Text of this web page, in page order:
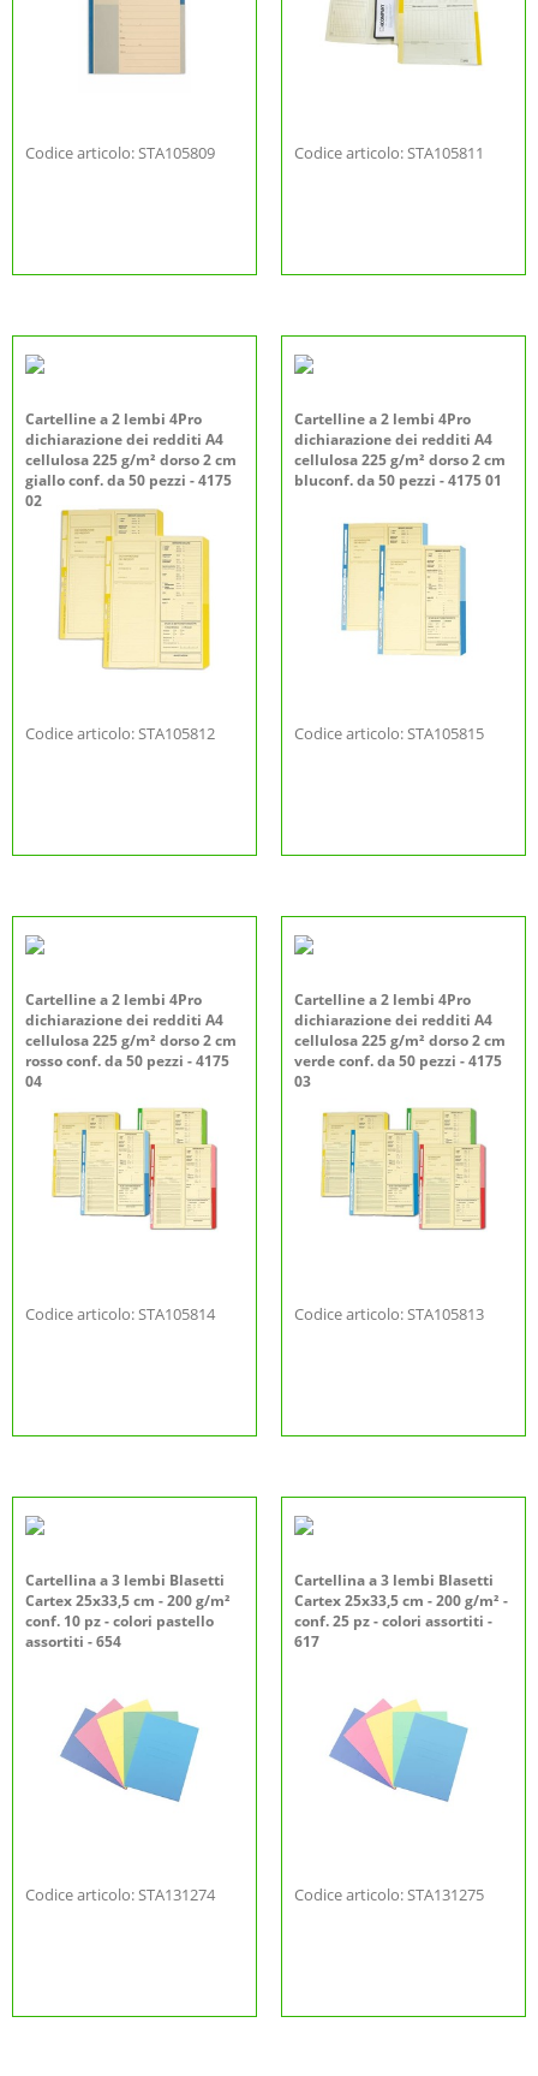
Codice articolo: STA105809 Codice articolo: STA105811
Cartelline a 2 lembi 4Pro
dichiarazione dei redditi A4
cellulosa 225 g/m² dorso 2 cm
giallo conf. da 50 pezzi - 4175
02
Codice articolo: STA105812
Cartelline a 2 lembi 4Pro
dichiarazione dei redditi A4
cellulosa 225 g/m² dorso 2 cm
bluconf. da 50 pezzi - 4175 01
Codice articolo: STA105815
Cartelline a 2 lembi 4Pro
dichiarazione dei redditi A4
cellulosa 225 g/m² dorso 2 cm
rosso conf. da 50 pezzi - 4175
04
Codice articolo: STA105814
Cartelline a 2 lembi 4Pro
dichiarazione dei redditi A4
cellulosa 225 g/m² dorso 2 cm
verde conf. da 50 pezzi - 4175
03
Codice articolo: STA105813
Cartellina a 3 lembi Blasetti
Cartex 25x33,5 cm - 200 g/m²
conf. 10 pz - colori pastello
assortiti - 654
Codice articolo: STA131274
Cartellina a 3 lembi Blasetti
Cartex 25x33,5 cm - 200 g/m² -
conf. 25 pz - colori assortiti -
617
Codice articolo: STA131275